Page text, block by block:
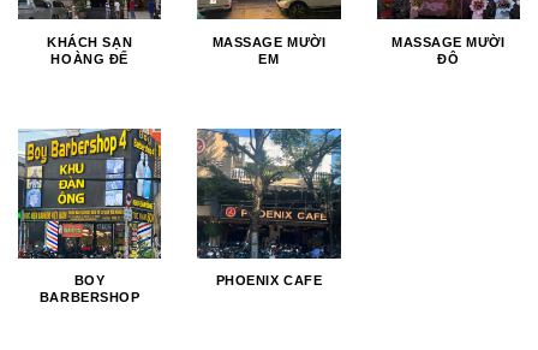
KHÁCH SẠN
HOÀNG ĐẾ
MASSAGE MƯỜI
EM
MASSAGE MƯỜI
ĐÔ
BOY
BARBERSHOP
PHOENIX CAFE